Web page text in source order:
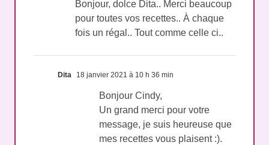
Bonjour, dolce Dita.. Merci beaucoup
pour toutes vos recettes.. À chaque
fois un régal.. Tout comme celle ci..
Dita 18 janvier 2021 à 10 h 36 min
Bonjour Cindy,
Un grand merci pour votre
message, je suis heureuse que
mes recettes vous plaisent :).